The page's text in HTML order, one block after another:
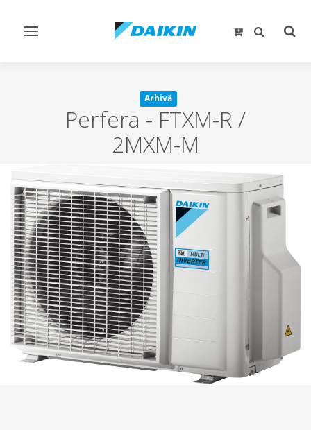
Comutare
Arhivă
Perfera - FTXM-R /
2MXM-M